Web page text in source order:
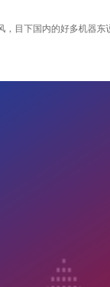
目下国内的好多机器